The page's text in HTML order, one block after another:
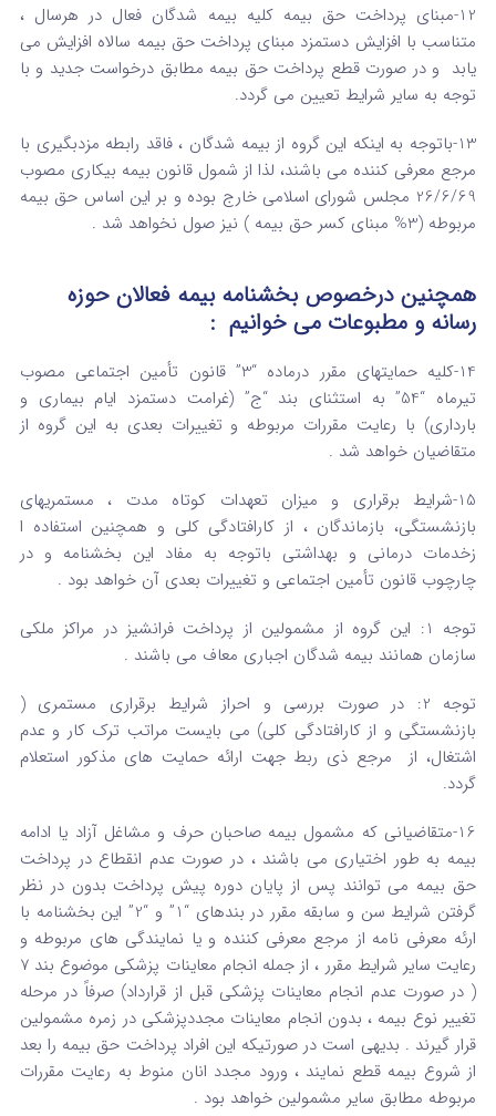
12-مبنای پرداخت حق بیمه کلیه بیمه شدگان فعال در هرسال ،
متناسب با افزایش دستمزد مبنای پرداخت حق بیمه سالاه افزایش می
یابد و در صورت قطع پرداخت حق بیمه مطابق درخواست جدید و با
توجه به سایر شرایط تعیین می گردد.
13-باتوجه به اینکه این گروه از بیمه شدگان ، فاقد رابطه مزدبگیری با
مرجع معرفی کننده می باشند، لذا از شمول قانون بیمه بیکاری مصوب
26/6/69 مجلس شورای اسلامی خارج بوده و بر این اساس حق بیمه
مربوطه (3% مبنای کسر حق بیمه ) نیز صول نخواهد شد .
همچنین درخصوص بخشنامه بیمه فعالان حوزه
رسانه و مطبوعات می خوانیم :
14-کلیه حمایتهای مقرر درماده “3” قانون تأمین اجتماعی مصوب
تیرماه “54” به استثنای بند “ج” (غرامت دستمزد ایام بیماری و
بارداری) با رعایت مقررات مربوطه و تغییرات بعدی به این گروه از
متقاضیان خواهد شد .
15-شرایط برقراری و میزان تعهدات کوتاه مدت ، مستمریهای
بازنشستگی، بازماندگان ، از کارافتادگی کلی و همچنین استفاده ا
زخدمات درمانی و بهداشتی باتوجه به مفاد این بخشنامه و در
چارچوب قانون تأمین اجتماعی و تغییرات بعدی آن خواهد بود .
توجه 1: این گروه از مشمولین از پرداخت فرانشیز در مراکز ملکی
سازمان همانند بیمه شدگان اجباری معاف می باشند .
توجه 2: در صورت بررسی و احراز شرایط برقراری مستمری (
بازنشستگی و از کارافتادگی کلی) می بایست مراتب ترک کار و عدم
اشتغال، از مرجع ذی ربط جهت ارائه حمایت های مذکور استعلام
گردد.
16-متقاضیانی که مشمول بیمه صاحبان حرف و مشاغل آزاد یا ادامه
بیمه به طور اختیاری می باشند ، در صورت عدم انقطاع در پرداخت
حق بیمه می توانند پس از پایان دوره پیش پرداخت بدون در نظر
گرفتن شرایط سن و سابقه مقرر در بندهای “1” و “2” این بخشنامه با
ارئه معرفی نامه از مرجع معرفی کننده و یا نمایندگی های مربوطه و
رعایت سایر شرایط مقرر ، از جمله انجام معاینات پزشکی موضوع بند 7
( در صورت عدم انجام معاینات پزشکی قبل از قرارداد) صرفاً در مرحله
تغییر نوع بیمه ، بدون انجام معاینات مجددپزشکی در زمره مشمولین
قرار گیرند . بدیهی است در صورتیکه این افراد پرداخت حق بیمه را بعد
از شروع بیمه قطع نمایند ، ورود مجدد انان منوط به رعایت مقررات
مربوطه مطابق سایر مشمولین خواهد بود .